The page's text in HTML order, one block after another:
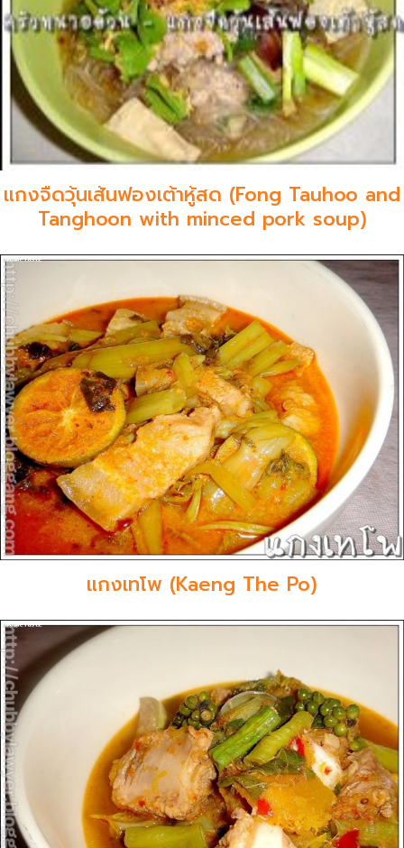
แกงจืดวุ้นเส้นฟองเต้าหู้สด (Fong Tauhoo and
Tanghoon with minced pork soup)
แกงเทโพ (Kaeng The Po)